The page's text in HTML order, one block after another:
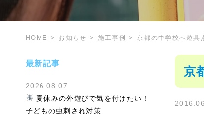
HOME お知らせ 施工事例 京都の中学校へ遊具
最新記事
2026.08.07
夏休みの外遊びで気を付けたい！
子どもの虫刺され対策
京